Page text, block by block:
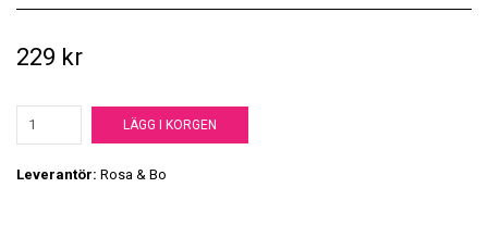
229 kr
LÄGG I KORGEN
Leverantör: Rosa & Bo